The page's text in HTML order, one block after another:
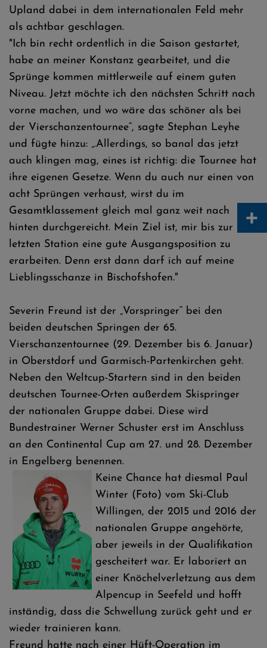
Upland dabei in dem internationalen Feld mehr
als achtbar geschlagen.
"Ich bin recht ordentlich in die Saison gestartet,
habe an meiner Konstanz gearbeitet, und die
Sprünge kommen mittlerweile auf einem guten
Niveau. Jetzt möchte ich den nächsten Schritt nach
vorne machen, und wo wäre das schöner als bei
der Vierschanzentournee“, sagte Stephan Leyhe
und fügte hinzu: „.Allerdings, so banal das jetzt
auch klingen mag, eines ist richtig: die Tournee hat
ihre eigenen Gesetze. Wenn du auch nur einen von
acht Sprüngen verhaust, wirst du im
Gesamtklassement gleich mal ganz weit nach
hinten durchgereicht. Mein Ziel ist, mir bis zur
letzten Station eine gute Ausgangsposition zu
erarbeiten. Denn erst dann darf ich auf meine
Lieblingsschanze in Bischofshofen."
Severin Freund ist der „Vorspringer“ bei den
beiden deutschen Springen der 65.
Vierschanzentournee (29. Dezember bis 6. Januar)
in Oberstdorf und Garmisch-Partenkirchen geht.
Neben den Weltcup-Startern sind in den beiden
deutschen Tournee-Orten außerdem Skispringer
der nationalen Gruppe dabei. Diese wird
Bundestrainer Werner Schuster erst im Anschluss
an den Continental Cup am 27. und 28. Dezember
in Engelberg benennen.
Keine Chance hat diesmal Paul
Winter (Foto) vom Ski-Club
Willingen, der 2015 und 2016 der
nationalen Gruppe angehörte,
aber jeweils in der Qualifikation
gescheitert war. Er laboriert an
einer Knöchelverletzung aus dem
Alpencup in Seefeld und hofft
inständig, dass die Schwellung zurück geht und er
wieder trainieren kann.
Freund hatte nach einer Hüft-Operation im
+